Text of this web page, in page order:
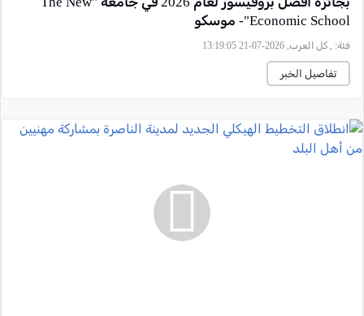
Economic School"- موسكو
فئة: , كل العرب, 2026-07-21 13:19:05
تفاصيل الخبر